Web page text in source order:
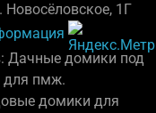
Новосёловское, 1Г
Дачные домики под
для пмж.
домики для